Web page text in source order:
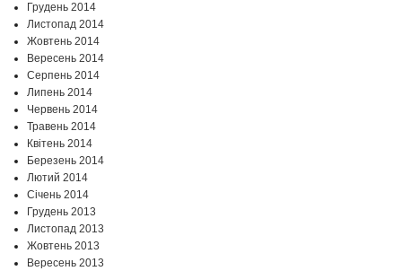
Грудень 2014
Листопад 2014
Жовтень 2014
Вересень 2014
Серпень 2014
Липень 2014
Червень 2014
Травень 2014
Квітень 2014
Березень 2014
Лютий 2014
Січень 2014
Грудень 2013
Листопад 2013
Жовтень 2013
Вересень 2013